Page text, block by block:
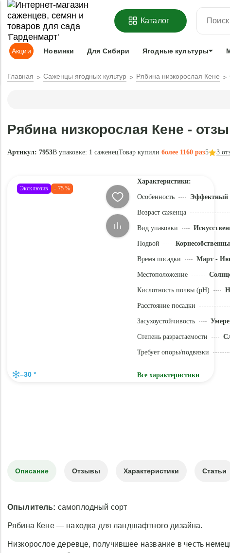
ОФОРМИТЬПРЕДЗАКАЗ =
Адрес доставки:Москва Доставка и оплата Гарантии
Каталог
Акции Новинки Для Сибири Ягодные культуры
Главная Саженцы ягодных культур Рябина низкорослая Кене
Рябина низкорослая Кене -
Артикул: 7953В упаковке: 1 саженецТовар купили более 1160 раз5 3
Эксклюзив - 75 %
–30 °
Характеристики:
Особенность Эффектный
Возраст саженца
Вид упаковки
Подвой
Время посадки Март -
Местоположение
Кислотность почвы (pH)
Расстояние посадки
Засухоустойчивость
Степень разрастаемости
Требует опоры/подвязки
Все характеристики
Описание Отзывы Характеристики Статьи
Опылитель: самоплодный сорт
Рябина Кене — находка для ландшафтного дизайна.
Низкорослое деревце, получившее название в честь